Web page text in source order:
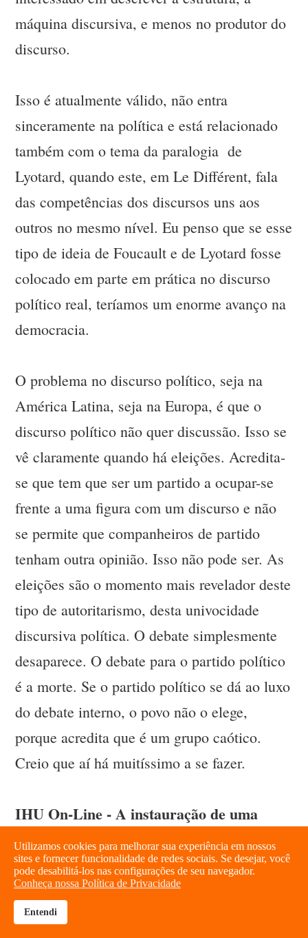
máquina discursiva, e menos no produtor do
discurso.
Isso é atualmente válido, não entra
sinceramente na política e está relacionado
também com o tema da paralogia de
Lyotard, quando este, em Le Différent, fala
das competências dos discursos uns aos
outros no mesmo nível. Eu penso que se esse
tipo de ideia de Foucault e de Lyotard fosse
colocado em parte em prática no discurso
político real, teríamos um enorme avanço na
democracia.
O problema no discurso político, seja na
América Latina, seja na Europa, é que o
discurso político não quer discussão. Isso se
vê claramente quando há eleições. Acredita-
se que tem que ser um partido a ocupar-se
frente a uma figura com um discurso e não
se permite que companheiros de partido
tenham outra opinião. Isso não pode ser. As
eleições são o momento mais revelador deste
tipo de autoritarismo, desta univocidade
discursiva política. O debate simplesmente
desaparece. O debate para o partido político
é a morte. Se o partido político se dá ao luxo
do debate interno, o povo não o elege,
porque acredita que é um grupo caótico.
Creio que aí há muitíssimo a se fazer.
IHU On-Line - A instauração de uma
“paralogia” que promove múltiplas
verdades não pode conduzir também a um
relativismo extremo, onde tudo é
considerado como verdade?
brightness_high
Utilizamos cookies para melhorar sua experiência em nossos
sites e fornecer funcionalidade de redes sociais. Se desejar, você
pode desabilitá-los nas configurações de seu navegador.
Conheça nossa Política de Privacidade
Entendi